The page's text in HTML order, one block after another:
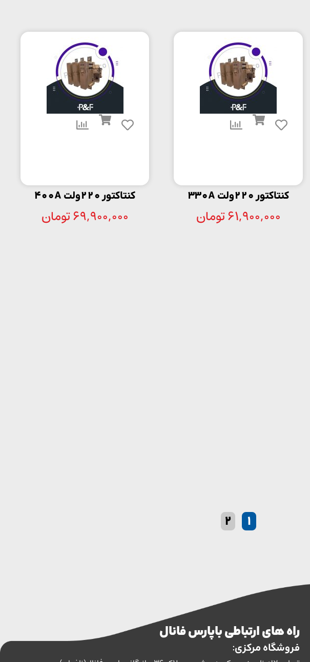
کنتاکتور 220ولت 330A
61,900,000تومان
کنتاکتور 220ولت 400A
69,900,000تومان
1
2
راه های ارتباطی با پارس فانال
فروشگاه مرکزی: